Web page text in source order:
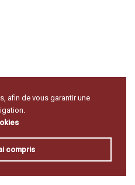
afin de vous garantir une
compris